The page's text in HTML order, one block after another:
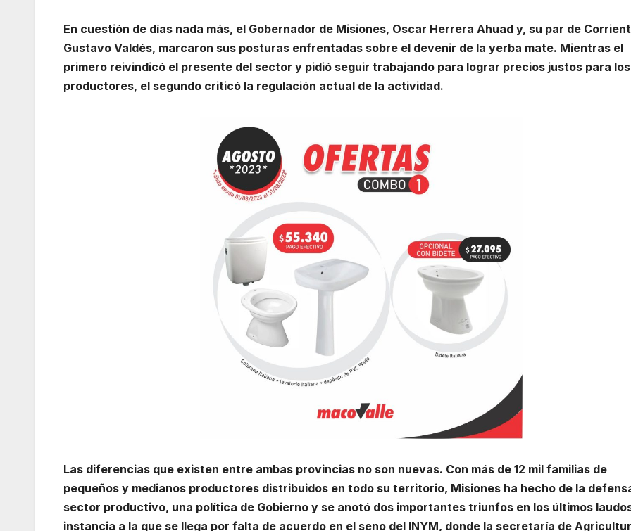
En cuestión de días nada más, el Gobernador de Misiones, Oscar Herrera Ahuad y, su par de
Gustavo Valdés, marcaron sus posturas enfrentadas sobre el devenir de la yerba mate. Mientras el
primero reivindicó el presente del sector y pidió seguir trabajando para lograr precios justos para los
productores, el segundo criticó la regulación actual de la actividad.
Las diferencias que existen entre ambas provincias no son nuevas. Con más de 12 mil familias de
pequeños y medianos productores distribuidos en todo su territorio, Misiones ha hecho de la
sector productivo, una política de Gobierno y se anotó dos importantes triunfos en los últimos
instancia a la que se llega por falta de acuerdo en el seno del INYM, donde la secretaría de